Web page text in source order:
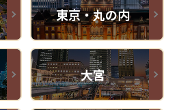
東京・丸の内
大宮